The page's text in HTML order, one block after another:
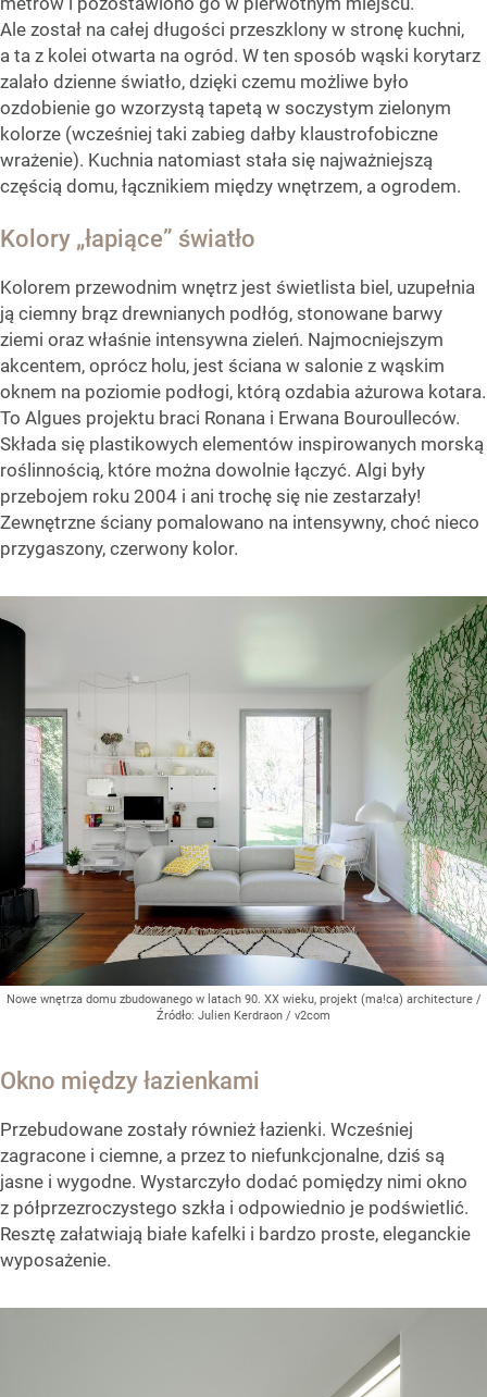
Ale został na całej długości przeszklony w stronę kuchni,
a ta z kolei otwarta na ogród. W ten sposób wąski korytarz
zalało dzienne światło, dzięki czemu możliwe było
ozdobienie go wzorzystą tapetą w soczystym zielonym
kolorze (wcześniej taki zabieg dałby klaustrofobiczne
wrażenie). Kuchnia natomiast stała się najważniejszą
częścią domu, łącznikiem między wnętrzem, a ogrodem.
Kolory „łapiące” światło
Kolorem przewodnim wnętrz jest świetlista biel, uzupełnia
ją ciemny brąz drewnianych podłóg, stonowane barwy
ziemi oraz właśnie intensywna zieleń. Najmocniejszym
akcentem, oprócz holu, jest ściana w salonie z wąskim
oknem na poziomie podłogi, którą ozdabia ażurowa kotara.
To Algues projektu braci Ronana i Erwana Bouroulleców.
Składa się plastikowych elementów inspirowanych morską
roślinnością, które można dowolnie łączyć. Algi były
przebojem roku 2004 i ani trochę się nie zestarzały!
Zewnętrzne ściany pomalowano na intensywny, choć nieco
przygaszony, czerwony kolor.
Nowe wnętrza domu zbudowanego w latach 90. XX wieku, projekt (ma!ca) architecture /
Źródło: Julien Kerdraon / v2com
Okno między łazienkami
Przebudowane zostały również łazienki. Wcześniej
zagracone i ciemne, a przez to niefunkcjonalne, dziś są
jasne i wygodne. Wystarczyło dodać pomiędzy nimi okno
z półprzezroczystego szkła i odpowiednio je podświetlić.
Resztę załatwiają białe kafelki i bardzo proste, eleganckie
wyposażenie.